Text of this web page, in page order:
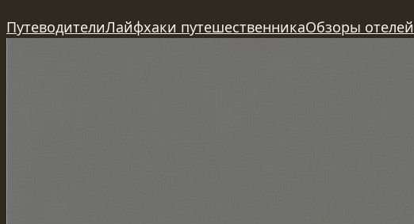
к
ПутеводителиЛайфхаки путешественникаОбзоры отелей